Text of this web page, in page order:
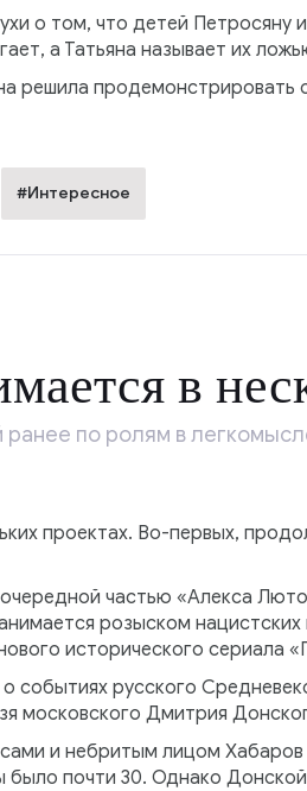
о том, что детей Петросяну
а Татьяна называет их
решила
#Интересное
в
ранее по ролям в
проектах. Во-первых,
частью «Алекса
розыском
исторического сериала
событиях русского
московского Дмитрия
и небритым лицом
было почти 30. Однако